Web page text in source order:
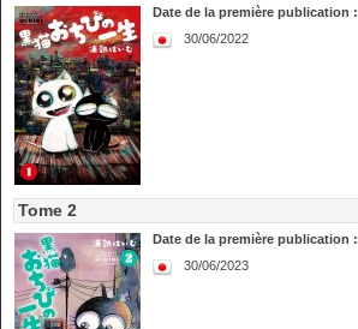
Date de la première publication :
30/06/2022
Tome 2
Date de la première publication :
30/06/2023